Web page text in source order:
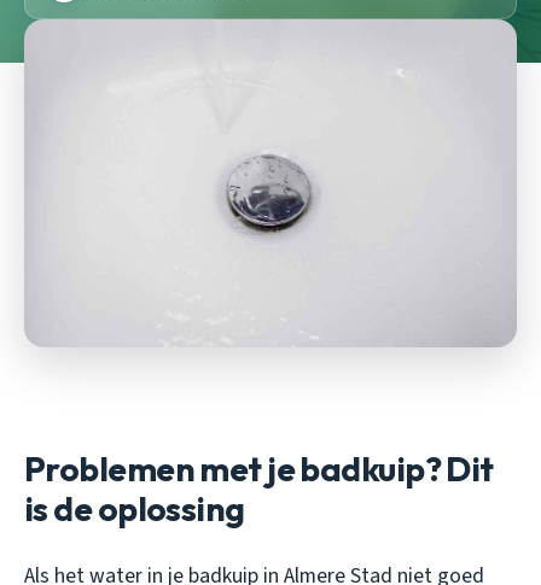
Problemen met je badkuip? Dit
is de oplossing
Als het water in je badkuip in Almere Stad niet goed